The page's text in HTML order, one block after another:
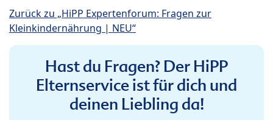
Zurück zu „HiPP Expertenforum: Fragen zur
Kleinkindernährung | NEU“
Hast du Fragen? Der HiPP
Elternservice ist für dich und
deinen Liebling da!